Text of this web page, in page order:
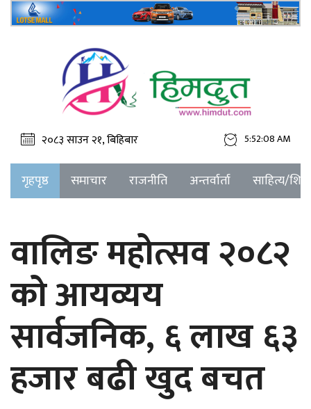
२०८३ साउन २१, बिहिबार 5:52:08 AM
गृहपृष्ठ समाचार राजनीति अन्तर्वार्ता साहित्य/
वालिङ महोत्सव २०८२
को आयव्यय
सार्वजनिक, ६ लाख ६३
हजार बढी खुद बचत